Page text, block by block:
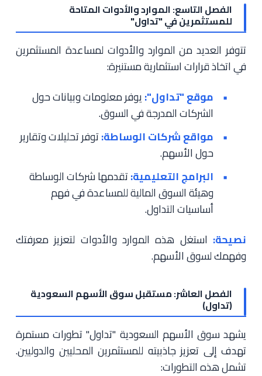
الفصل التاسع: الموارد والأدوات المتاحة
للمستثمرين في "تداول"
تتوفر العديد من الموارد والأدوات لمساعدة المستثمرين
في اتخاذ قرارات استثمارية مستنيرة:
موقع "تداول":يوفر معلومات وبيانات حول
الشركات المدرجة في السوق.
مواقع شركات الوساطة:توفر تحليلات وتقارير
حول الأسهم.
البرامج التعليمية:تقدمها شركات الوساطة
وهيئة السوق المالية للمساعدة في فهم
أساسيات التداول.
نصيحة: استغل هذه الموارد والأدوات لتعزيز معرفتك
وفهمك لسوق الأسهم.
الفصل العاشر: مستقبل سوق الأسهم السعودية
(تداول)
يشهد سوق الأسهم السعودية "تداول" تطورات مستمرة
تهدف إلى تعزيز جاذبيته للمستثمرين المحليين والدوليين.
تشمل هذه التطورات: